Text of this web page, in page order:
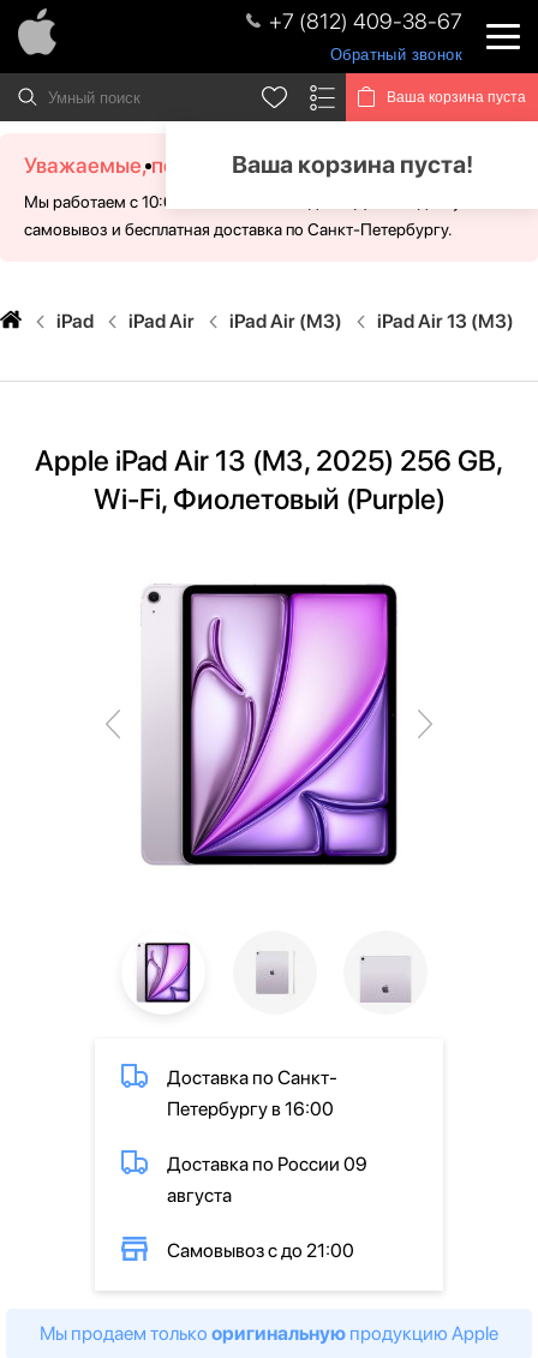
+7 (812) 409-38-67
Обратный звонок
Ваша корзина пуста
Ваша корзина пуста!
Уважаемые, посетители!
Мы работаем с 10:00 - 21:00 без выходных. Для Вас доступен
самовывоз и бесплатная доставка по Санкт-Петербургу.
iPad iPad Air iPad Air (M3) iPad Air 13 (M3)
Apple iPad Air 13 (M3, 2025) 256 GB,
Wi-Fi, Фиолетовый (Purple)
Доставка по Санкт-
Петербургу в 16:00
Доставка по России 09
августа
Самовывоз с до 21:00
Мы продаем только оригинальную продукцию Apple